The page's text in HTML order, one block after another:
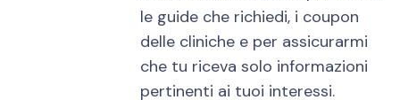
le guide che richiedi, i coupon
delle cliniche e per assicurarmi
che tu riceva solo informazioni
pertinenti ai tuoi interessi.